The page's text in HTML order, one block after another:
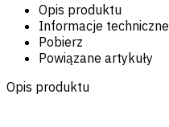
Opis produktu
Informacje techniczne
Pobierz
Powiązane artykuły
Opis produktu